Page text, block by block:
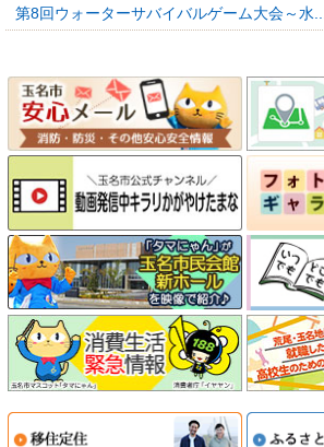
第8回ウォーターサバイバルゲーム大会～水...